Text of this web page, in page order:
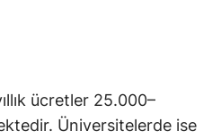
ücretler 25.000–
Üniversitelerde ise